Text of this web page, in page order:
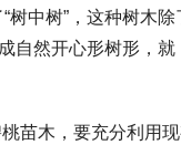
中树”，这种树木除
自然开心形树形，就
桃苗木，要充分利用